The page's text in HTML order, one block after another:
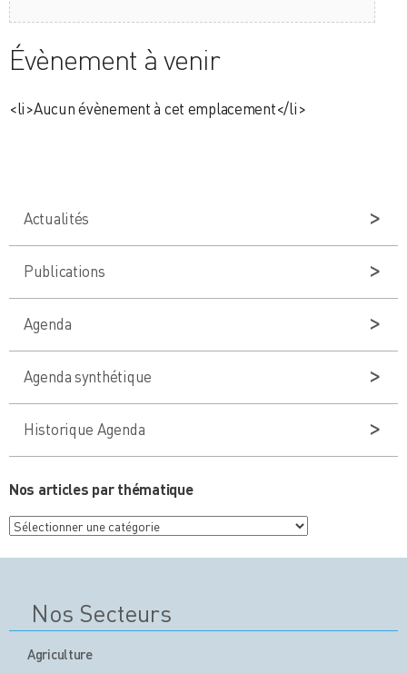
Évènement à venir
<li>Aucun évènement à cet emplacement</li>
Actualités
Publications
Agenda
Agenda synthétique
Historique Agenda
Nos articles par thématique
Nos
articles
Nos Secteurs
Agriculture